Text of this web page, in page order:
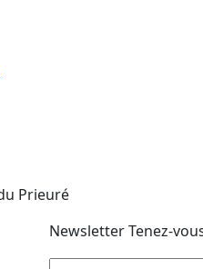
Prieuré
NewsletterTenez-